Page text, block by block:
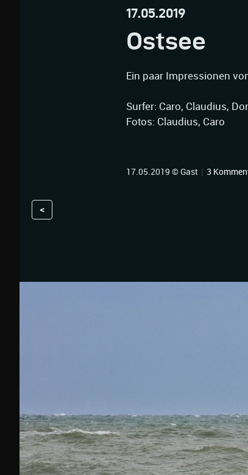
17.05.2019
Ostsee
Ein paar Impressionen
Surfer: Caro, Claudius,
Fotos: Claudius, Caro
17.05.2019 © Gast | 3
<